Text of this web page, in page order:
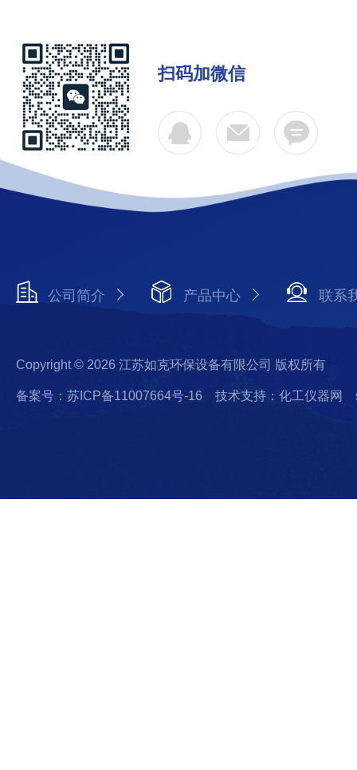
扫码加微信
公司简介 产品中心 联系
Copyright © 2026 江苏如克环保设备有限公司 版权所有
备案号：苏ICP备11007664号-16 技术支持：化工仪器网